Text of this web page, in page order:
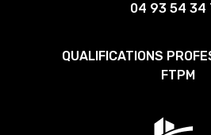
04 93 54 34
QUALIFICATIONS
FTPM